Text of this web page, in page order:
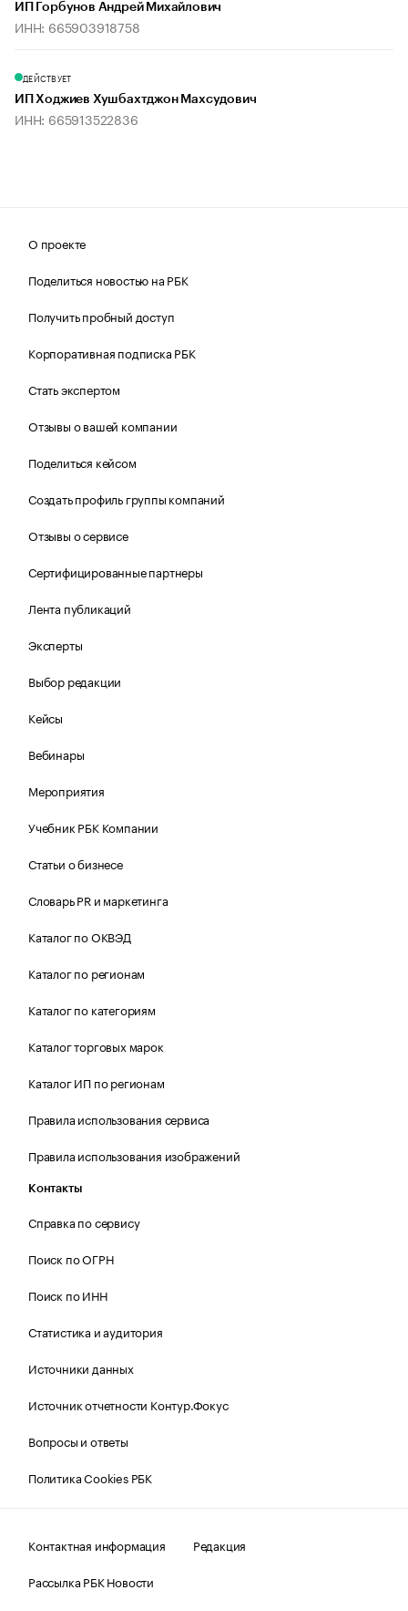
ИП Горбунов Андрей Михайлович
ИНН: 665903918758
ДЕЙСТВУЕТ
ИП Ходжиев Хушбахтджон Махсудович
ИНН: 665913522836
О проекте
Поделиться новостью на РБК
Получить пробный доступ
Корпоративная подписка РБК
Стать экспертом
Отзывы о вашей компании
Поделиться кейсом
Создать профиль группы компаний
Отзывы о сервисе
Сертифицированные партнеры
Лента публикаций
Эксперты
Выбор редакции
Кейсы
Вебинары
Мероприятия
Учебник РБК Компании
Статьи о бизнесе
Словарь PR и маркетинга
Каталог по ОКВЭД
Каталог по регионам
Каталог по категориям
Каталог торговых марок
Каталог ИП по регионам
Правила использования сервиса
Правила использования изображений
Контакты
Справка по сервису
Поиск по ОГРН
Поиск по ИНН
Статистика и аудитория
Источники данных
Источник отчетности Контур.Фокус
Вопросы и ответы
Политика Cookies РБК
Контактная информация
Редакция
Рассылка РБК Новости